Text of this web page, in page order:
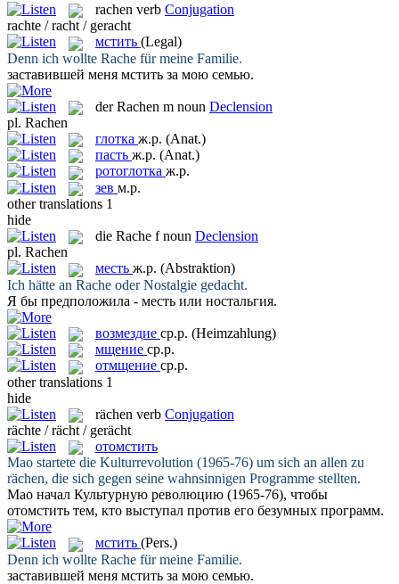
rachen verb Conjugation
rachte / racht / geracht
мстить (Legal)
Denn ich wollte Rache für meine Familie.
заставившей меня мстить за мою семью.
derRachen m noun Declension
pl. Rachen
глотка ж.р. (Anat.)
пасть ж.р. (Anat.)
ротоглотка ж.р.
зев м.р.
other translations 1
hide
die Rache f noun Declension
pl. Rachen
месть ж.р. (Abstraktion)
Ich hätte an Rache oder Nostalgie gedacht.
Я бы предположила - месть или ностальгия.
возмездие ср.р. (Heimzahlung)
мщение ср.р.
отмщение ср.р.
other translations 1
hide
rächen verb Conjugation
rächte / rächt / gerächt
отомстить
Mao startete die Kulturrevolution (1965-76) um sich an allen zu
rächen, die sich gegen seine wahnsinnigen Programme stellten.
Мао начал Культурную революцию (1965-76), чтобы
отомстить тем, кто выступал против его безумных программ.
мстить (Pers.)
Denn ich wollte Rache für meine Familie.
заставившей меня мстить за мою семью.